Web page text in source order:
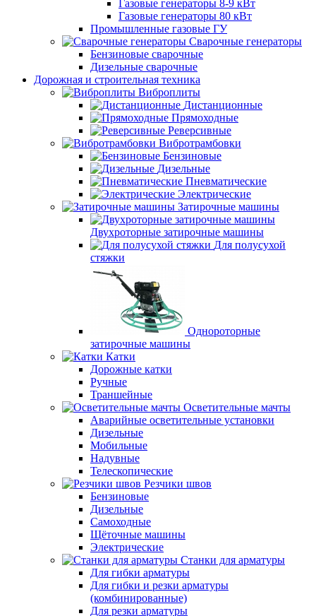
Газовые генераторы 8-9 кВт
Газовые генераторы 80 кВт
Промышленные газовые ГУ
Сварочные генераторы
Бензиновые сварочные
Дизельные сварочные
Дорожная и строительная техника
Виброплиты
Дистанционные
Прямоходные
Реверсивные
Вибротрамбовки
Бензиновые
Дизельные
Пневматические
Электрические
Затирочные машины
Двухроторные затирочные машины
Для полусухой
стяжки
Однороторные
затирочные машины
Катки
Дорожные катки
Ручные
Траншейные
Осветительные мачты
Аварийные осветительные установки
Дизельные
Мобильные
Надувные
Телескопические
Резчики швов
Бензиновые
Дизельные
Самоходные
Щёточные машины
Электрические
Станки для арматуры
Для гибки арматуры
Для гибки и резки арматуры
(комбинированные)
Для резки арматуры